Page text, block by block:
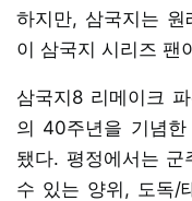
하지만, 삼국지는 원
이 삼국지 시리즈 팬
삼국지8 리메이크
의 40주년을 기념
됐다. 평정에서는
수 있는 양위, 도독/